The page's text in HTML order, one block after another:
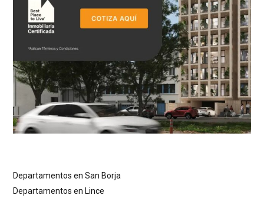
Departamentos en San Borja
Departamentos en Lince